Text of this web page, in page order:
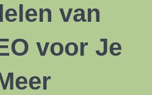
van
voor Je